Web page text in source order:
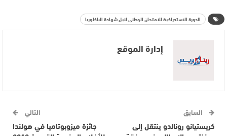
الدورة الاستدراكية للامتحان الوطني لنيل شهادة الباكلوريا
إدارة الموقع
السابق
كريستيانو رونالدو ينتقل إلى
التالي
جائزة ميزوبوتاميا في هولندا